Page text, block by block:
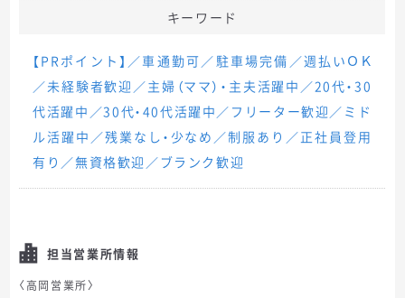
キーワード
【PRポイント】／車通勤可／駐車場完備／週払いＯＫ
／未経験者歓迎／主婦（ママ）・主夫活躍中／20代・30
代活躍中／30代・40代活躍中／フリーター歓迎／ミド
ル活躍中／残業なし・少なめ／制服あり／正社員登用
有り／無資格歓迎／ブランク歓迎
担当営業所情報
〈高岡営業所〉